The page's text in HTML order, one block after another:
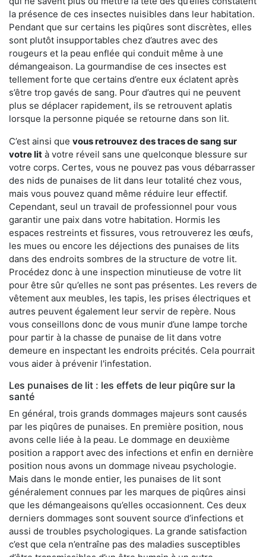
la présence de ces insectes nuisibles dans leur habitation.
Pendant que sur certains les piqûres sont discrètes, elles
sont plutôt insupportables chez d’autres avec des
rougeurs et la peau enflée qui conduit même à une
démangeaison. La gourmandise de ces insectes est
tellement forte que certains d’entre eux éclatent après
s’être trop gavés de sang. Pour d’autres qui ne peuvent
plus se déplacer rapidement, ils se retrouvent aplatis
lorsque la personne piquée se retourne dans son lit.
C’est ainsi que vous retrouvez des traces de sang sur
votre lit à votre réveil sans une quelconque blessure sur
votre corps. Certes, vous ne pouvez pas vous débarrasser
des nids de punaises de lit dans leur totalité chez vous,
mais vous pouvez quand même réduire leur effectif.
Cependant, seul un travail de professionnel pour vous
garantir une paix dans votre habitation. Hormis les
espaces restreints et fissures, vous retrouverez les œufs,
les mues ou encore les déjections des punaises de lits
dans des endroits sombres de la structure de votre lit.
Procédez donc à une inspection minutieuse de votre lit
pour être sûr qu’elles ne sont pas présentes. Les revers de
vêtement aux meubles, les tapis, les prises électriques et
autres peuvent également leur servir de repère. Nous
vous conseillons donc de vous munir d’une lampe torche
pour partir à la chasse de punaise de lit dans votre
demeure en inspectant les endroits précités. Cela pourrait
vous aider à prévenir l'infestation.
Les punaises de lit : les effets de leur piqûre sur la
santé
En général, trois grands dommages majeurs sont causés
par les piqûres de punaises. En première position, nous
avons celle liée à la peau. Le dommage en deuxième
position a rapport avec des infections et enfin en dernière
position nous avons un dommage niveau psychologie.
Mais dans le monde entier, les punaises de lit sont
généralement connues par les marques de piqûres ainsi
que les démangeaisons qu’elles occasionnent. Ces deux
derniers dommages sont souvent source d’infections et
aussi de troubles psychologiques. La grande satisfaction
c’est que cela n’entraîne pas des maladies susceptibles